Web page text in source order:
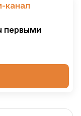
канал
первыми